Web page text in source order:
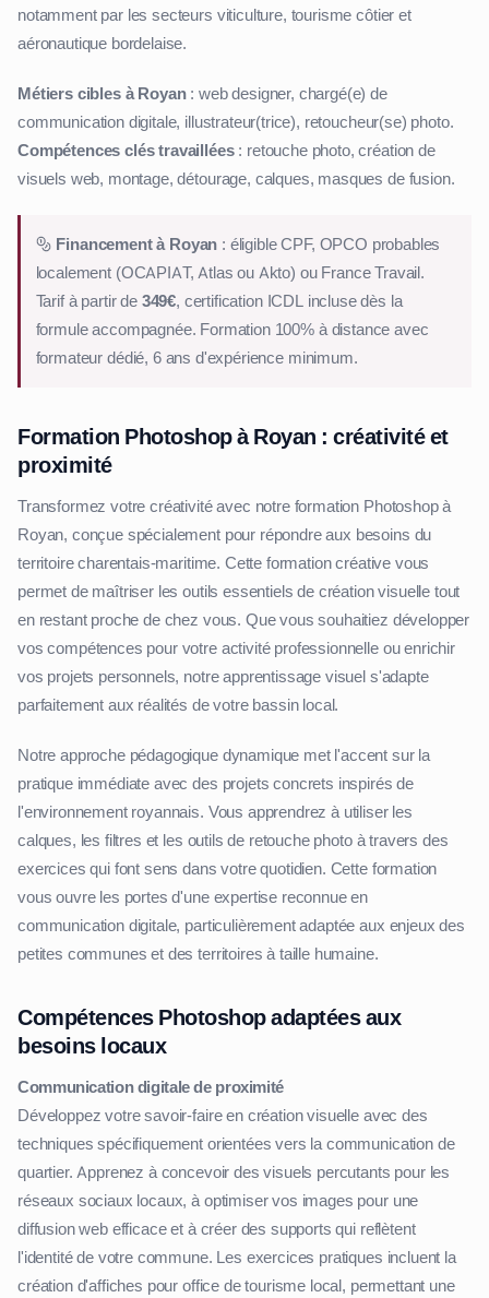
notamment par les secteurs viticulture, tourisme côtier et
aéronautique bordelaise.
Métiers cibles à Royan: web designer, chargé(e) de
communication digitale, illustrateur(trice), retoucheur(se) photo.
Compétences clés travaillées: retouche photo, création de
visuels web, montage, détourage, calques, masques de fusion.
Financement à Royan : éligible CPF, OPCO probables
localement (OCAPIAT, Atlas ou Akto) ou France Travail.
Tarif à partir de 349€, certification ICDL incluse dès la
formule accompagnée. Formation 100% à distance avec
formateur dédié, 6 ans d'expérience minimum.
Formation Photoshop à Royan : créativité et
proximité
Transformez votre créativité avec notre formation Photoshop à
Royan, conçue spécialement pour répondre aux besoins du
territoire charentais-maritime. Cette formation créative vous
permet de maîtriser les outils essentiels de création visuelle tout
en restant proche de chez vous. Que vous souhaitiez développer
vos compétences pour votre activité professionnelle ou enrichir
vos projets personnels, notre apprentissage visuel s'adapte
parfaitement aux réalités de votre bassin local.
Notre approche pédagogique dynamique met l'accent sur la
pratique immédiate avec des projets concrets inspirés de
l'environnement royannais. Vous apprendrez à utiliser les
calques, les filtres et les outils de retouche photo à travers des
exercices qui font sens dans votre quotidien. Cette formation
vous ouvre les portes d'une expertise reconnue en
communication digitale, particulièrement adaptée aux enjeux des
petites communes et des territoires à taille humaine.
Compétences Photoshop adaptées aux
besoins locaux
Communication digitale de proximité
Développez votre savoir-faire en création visuelle avec des
techniques spécifiquement orientées vers la communication de
quartier. Apprenez à concevoir des visuels percutants pour les
réseaux sociaux locaux, à optimiser vos images pour une
diffusion web efficace et à créer des supports qui reflètent
l'identité de votre commune. Les exercices pratiques incluent la
création d'affiches pour office de tourisme local, permettant une